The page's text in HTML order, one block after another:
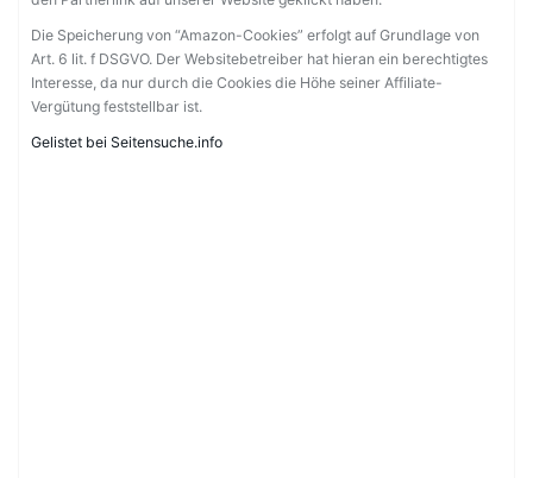
Die Speicherung von “Amazon-Cookies” erfolgt auf Grundlage von
Art. 6 lit. f DSGVO. Der Websitebetreiber hat hieran ein berechtigtes
Interesse, da nur durch die Cookies die Höhe seiner Affiliate-
Vergütung feststellbar ist.
Gelistet bei Seitensuche.info